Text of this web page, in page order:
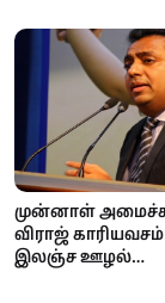
முன்னாள்
விராஜ்
இலஞ்ச ஊழல்